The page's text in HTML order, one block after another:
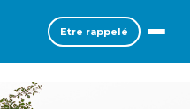
Etre rappelé